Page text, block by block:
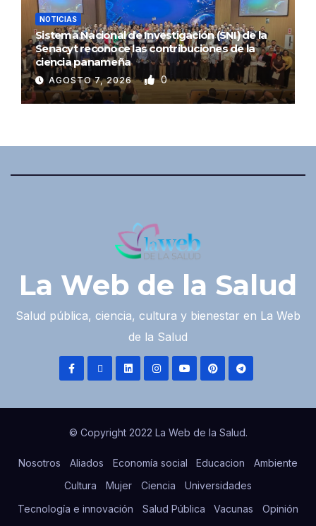
NOTICIAS
Sistema Nacional de Investigación (SNI) de la
Senacyt reconoce las contribuciones de la
ciencia panameña
AGOSTO 7, 2026 0
La Web de la Salud
Salud pública, ciencia, cultura y bienestar en La Web
de la Salud
© Copyright 2022 La Web de la Salud.
Nosotros Aliados Economía social Educacion
Ambiente
Cultura
Mujer Ciencia
Universidades
Tecnología e innovación
Salud Pública Vacunas Opinión